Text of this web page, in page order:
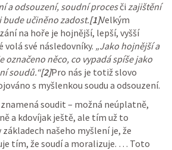
a odsouzení, soudní proces či zajištění
učiněno zadost.[1]Velkým
na hoře je hojnější, lepší, vyšší
své následovníky. „Jako hojnější a
označeno něco, co vypadá spíše jako
soudů.“[2]Pro nás je totiž slovo
s myšlenkou soudu a odsouzení.
soudit – možná neúplatně,
a kdovíjak ještě, ale tím už to
našeho myšlení je, že
tím, že soudí a moralizuje. … Toto